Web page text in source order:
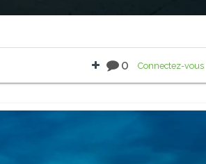
0 Connectez-vous